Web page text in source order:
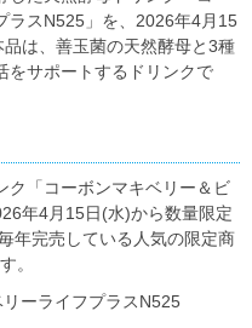
ラスN525」を、2026年4月15
は、善玉菌の天然酵母と3種
をサポートするドリンクで
ク「コーボンマキベリー＆ビ
年4月15日(水)から数量限定
年完売している人気の限定商
。
ーライフプラスN525